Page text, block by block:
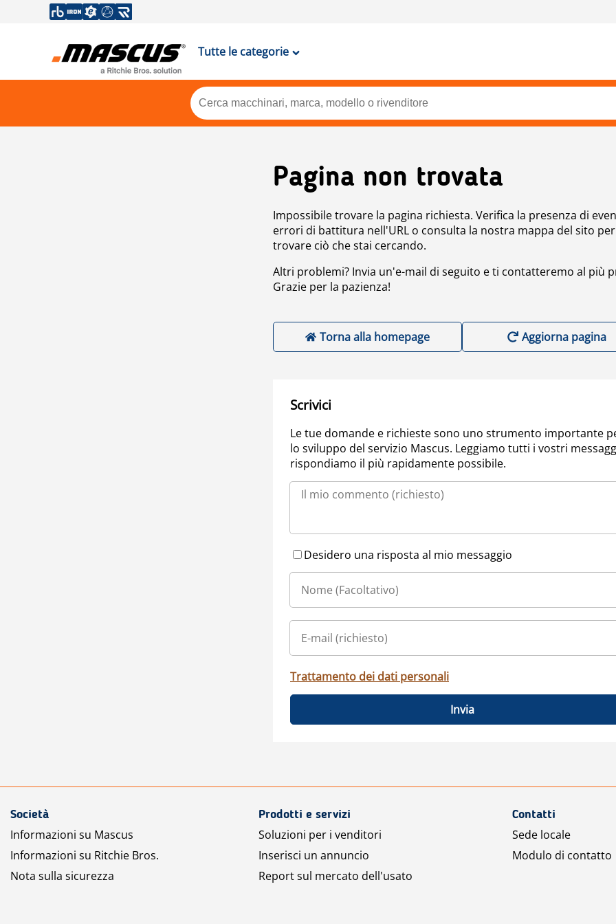
Tutte le categorie
Pagina non trovata
Impossibile trovare la pagina richiesta. Verifica la presenza di
errori di battitura nell'URL o consulta la nostra mappa del sito per
trovare ciò che stai cercando.
Altri problemi? Invia un'e-mail di seguito e ti contatteremo al più
Grazie per la pazienza!
Torna alla homepage Aggiorna pagina
Scrivici
Le tue domande e richieste sono uno strumento importante
lo sviluppo del servizio Mascus. Leggiamo tutti i vostri
rispondiamo il più rapidamente possibile.
Desidero una risposta al mio messaggio
Trattamento dei dati personali
Invia
Società
Informazioni su Mascus
Informazioni su Ritchie Bros.
Nota sulla sicurezza
Prodotti e servizi
Soluzioni per i venditori
Inserisci un annuncio
Report sul mercato dell'usato
Contatti
Sede locale
Modulo di contatto